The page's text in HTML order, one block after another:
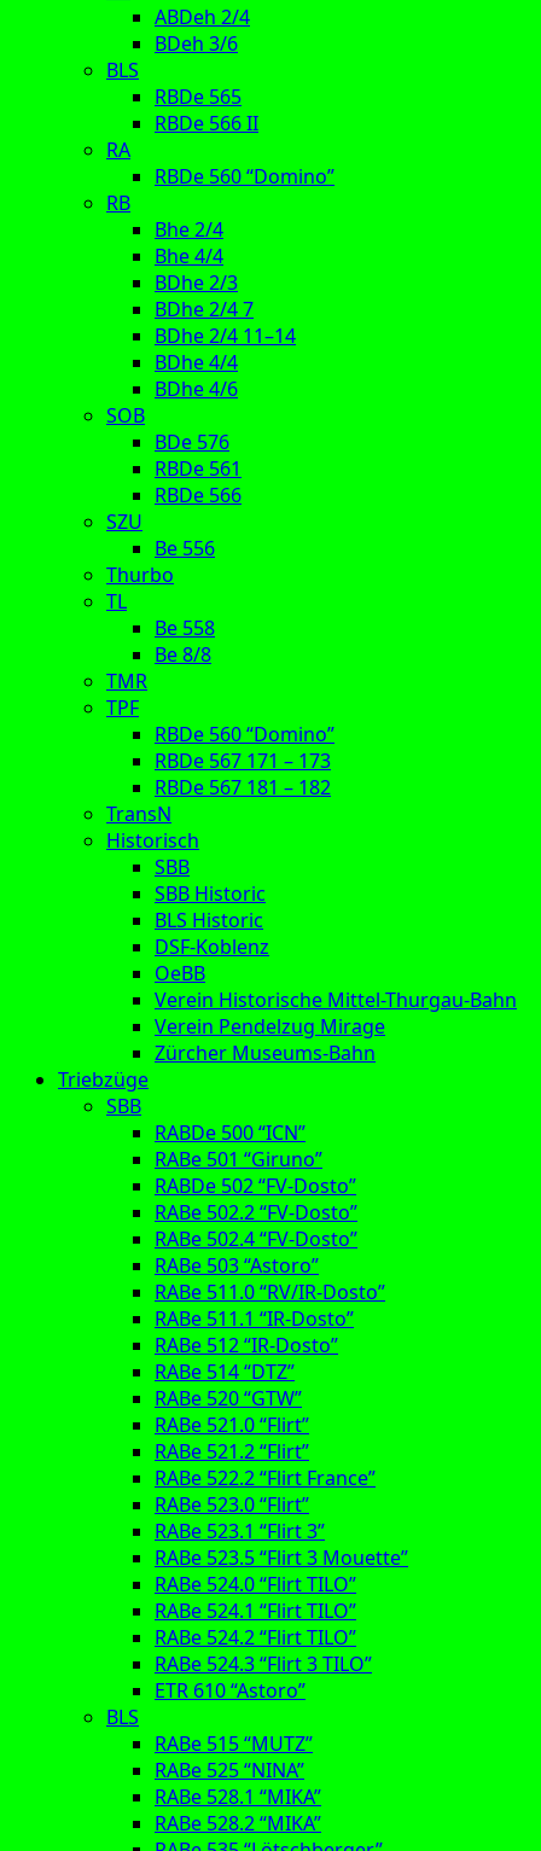
ABDeh 2/4
BDeh 3/6
BLS
RBDe 565
RBDe 566 II
RA
RBDe 560 “Domino”
RB
Bhe 2/4
Bhe 4/4
BDhe 2/3
BDhe 2/4 7
BDhe 2/4 11–14
BDhe 4/4
BDhe 4/6
SOB
BDe 576
RBDe 561
RBDe 566
SZU
Be 556
Thurbo
TL
Be 558
Be 8/8
TMR
TPF
RBDe 560 “Domino”
RBDe 567 171 – 173
RBDe 567 181 – 182
TransN
Historisch
SBB
SBB Historic
BLS Historic
DSF-Koblenz
OeBB
Verein Historische Mittel-Thurgau-Bahn
Verein Pendelzug Mirage
Zürcher Museums-Bahn
Triebzüge
SBB
RABDe 500 “ICN”
RABe 501 “Giruno”
RABDe 502 “FV-Dosto”
RABe 502.2 “FV-Dosto”
RABe 502.4 “FV-Dosto”
RABe 503 “Astoro”
RABe 511.0 “RV/IR-Dosto”
RABe 511.1 “IR-Dosto”
RABe 512 “IR-Dosto”
RABe 514 “DTZ”
RABe 520 “GTW”
RABe 521.0 “Flirt”
RABe 521.2 “Flirt”
RABe 522.2 “Flirt France”
RABe 523.0 “Flirt”
RABe 523.1 “Flirt 3”
RABe 523.5 “Flirt 3 Mouette”
RABe 524.0 “Flirt TILO”
RABe 524.1 “Flirt TILO”
RABe 524.2 “Flirt TILO”
RABe 524.3 “Flirt 3 TILO”
ETR 610 “Astoro”
BLS
RABe 515 “MUTZ”
RABe 525 “NINA”
RABe 528.1 “MIKA”
RABe 528.2 “MIKA”